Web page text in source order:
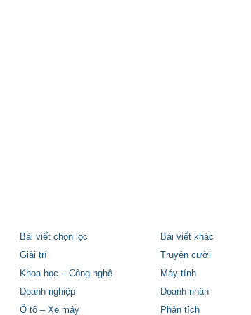
Bài viết chọn lọc Bài viết khác
Giải trí Truyện cười
Khoa học – Công nghệ Máy tính
Doanh nghiệp Doanh nhân
Ô tô – Xe máy Phân tích